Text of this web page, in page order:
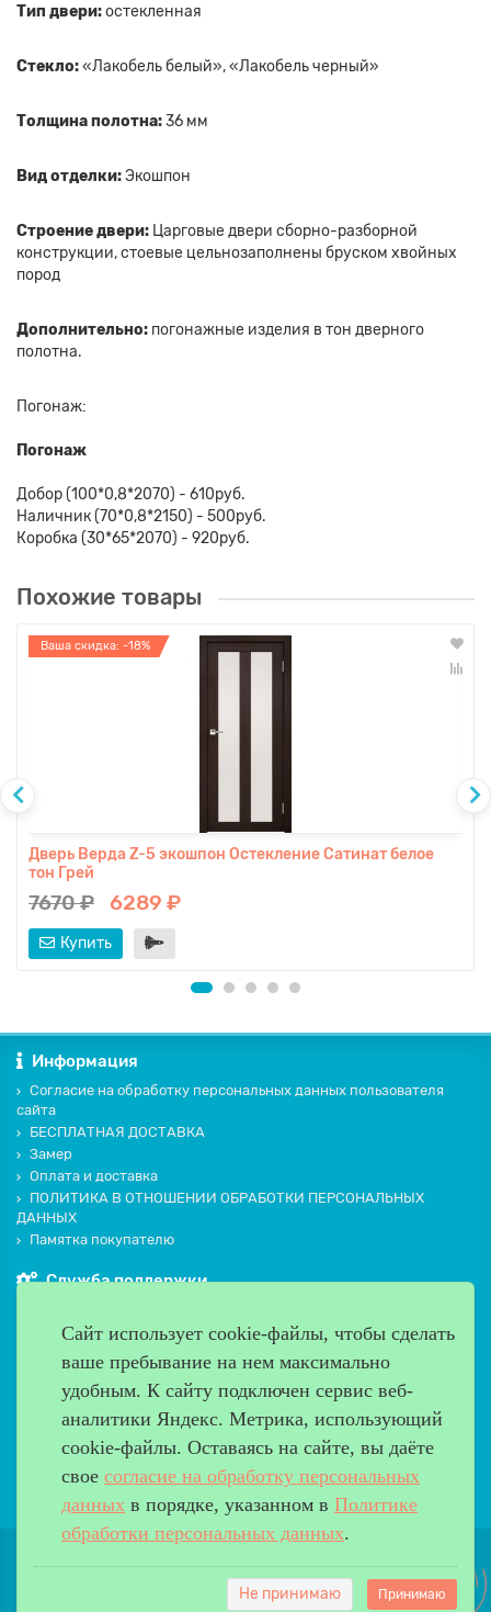
Тип двери:остекленная
Стекло:«Лакобель белый», «Лакобель черный»
Толщина полотна:36 мм
Вид отделки:Экошпон
Строение двери: Царговые двери сборно-разборной
конструкции, стоевые цельнозаполнены бруском хвойных
пород
Дополнительно: погонажные изделия в тон дверного
полотна.
Погонаж:
Погонаж
Добор (100*0,8*2070) - 610руб.
Наличник (70*0,8*2150) - 500руб.
Коробка (30*65*2070) - 920руб.
Похожие товары
Ваша скидка: -18%
Дверь Верда Z-5 экошпон Остекление Сатинат белое
тон Грей
7670 ₽ 6289 ₽
Купить
Информация
Согласие на обработку персональных данных пользователя
сайта
БЕСПЛАТНАЯ ДОСТАВКА
Замер
Оплата и доставка
ПОЛИТИКА В ОТНОШЕНИИ ОБРАБОТКИ ПЕРСОНАЛЬНЫХ
ДАННЫХ
Памятка покупателю
Служба поддержки
Производители
Дополнительно
Наш адрес
Работаем с 9:00 до 20:00
8 (499) 685-33-26
Сайт использует cookie-файлы, чтобы сделать
ваше пребывание на нем максимально
удобным. К cайту подключен сервис веб-
аналитики Яндекс. Метрика, использующий
cookie-файлы. Оставаясь на сайте, вы даёте
свое согласие на обработку персональных
данных в порядке, указанном в Политике
обработки персональных данных.
Не принимаю Принимаю